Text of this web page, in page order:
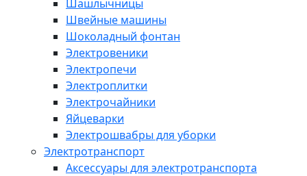
Шашлычницы
Швейные машины
Шоколадный фонтан
Электровеники
Электропечи
Электроплитки
Электрочайники
Яйцеварки
Электрошвабры для уборки
Электротранспорт
Аксессуары для электротранспорта